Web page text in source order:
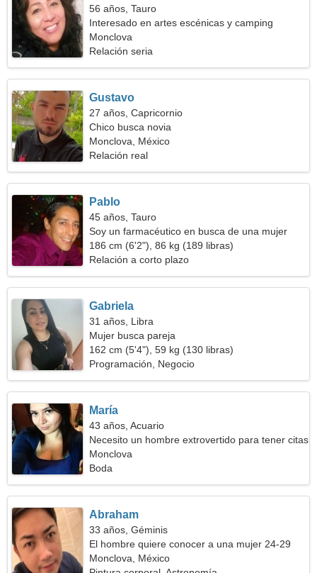
56 años, Tauro
Interesado en artes escénicas y camping
Monclova
Relación seria
Gustavo
27 años, Capricornio
Chico busca novia
Monclova, México
Relación real
Pablo
45 años, Tauro
Soy un farmacéutico en busca de una mujer
amable
186 cm (6'2"), 86 kg (189 libras)
Relación a corto plazo
Gabriela
31 años, Libra
Mujer busca pareja
162 cm (5'4"), 59 kg (130 libras)
Programación, Negocio
María
43 años, Acuario
Necesito un hombre extrovertido para tener citas
Monclova
Boda
Abraham
33 años, Géminis
El hombre quiere conocer a una mujer 24-29
Monclova, México